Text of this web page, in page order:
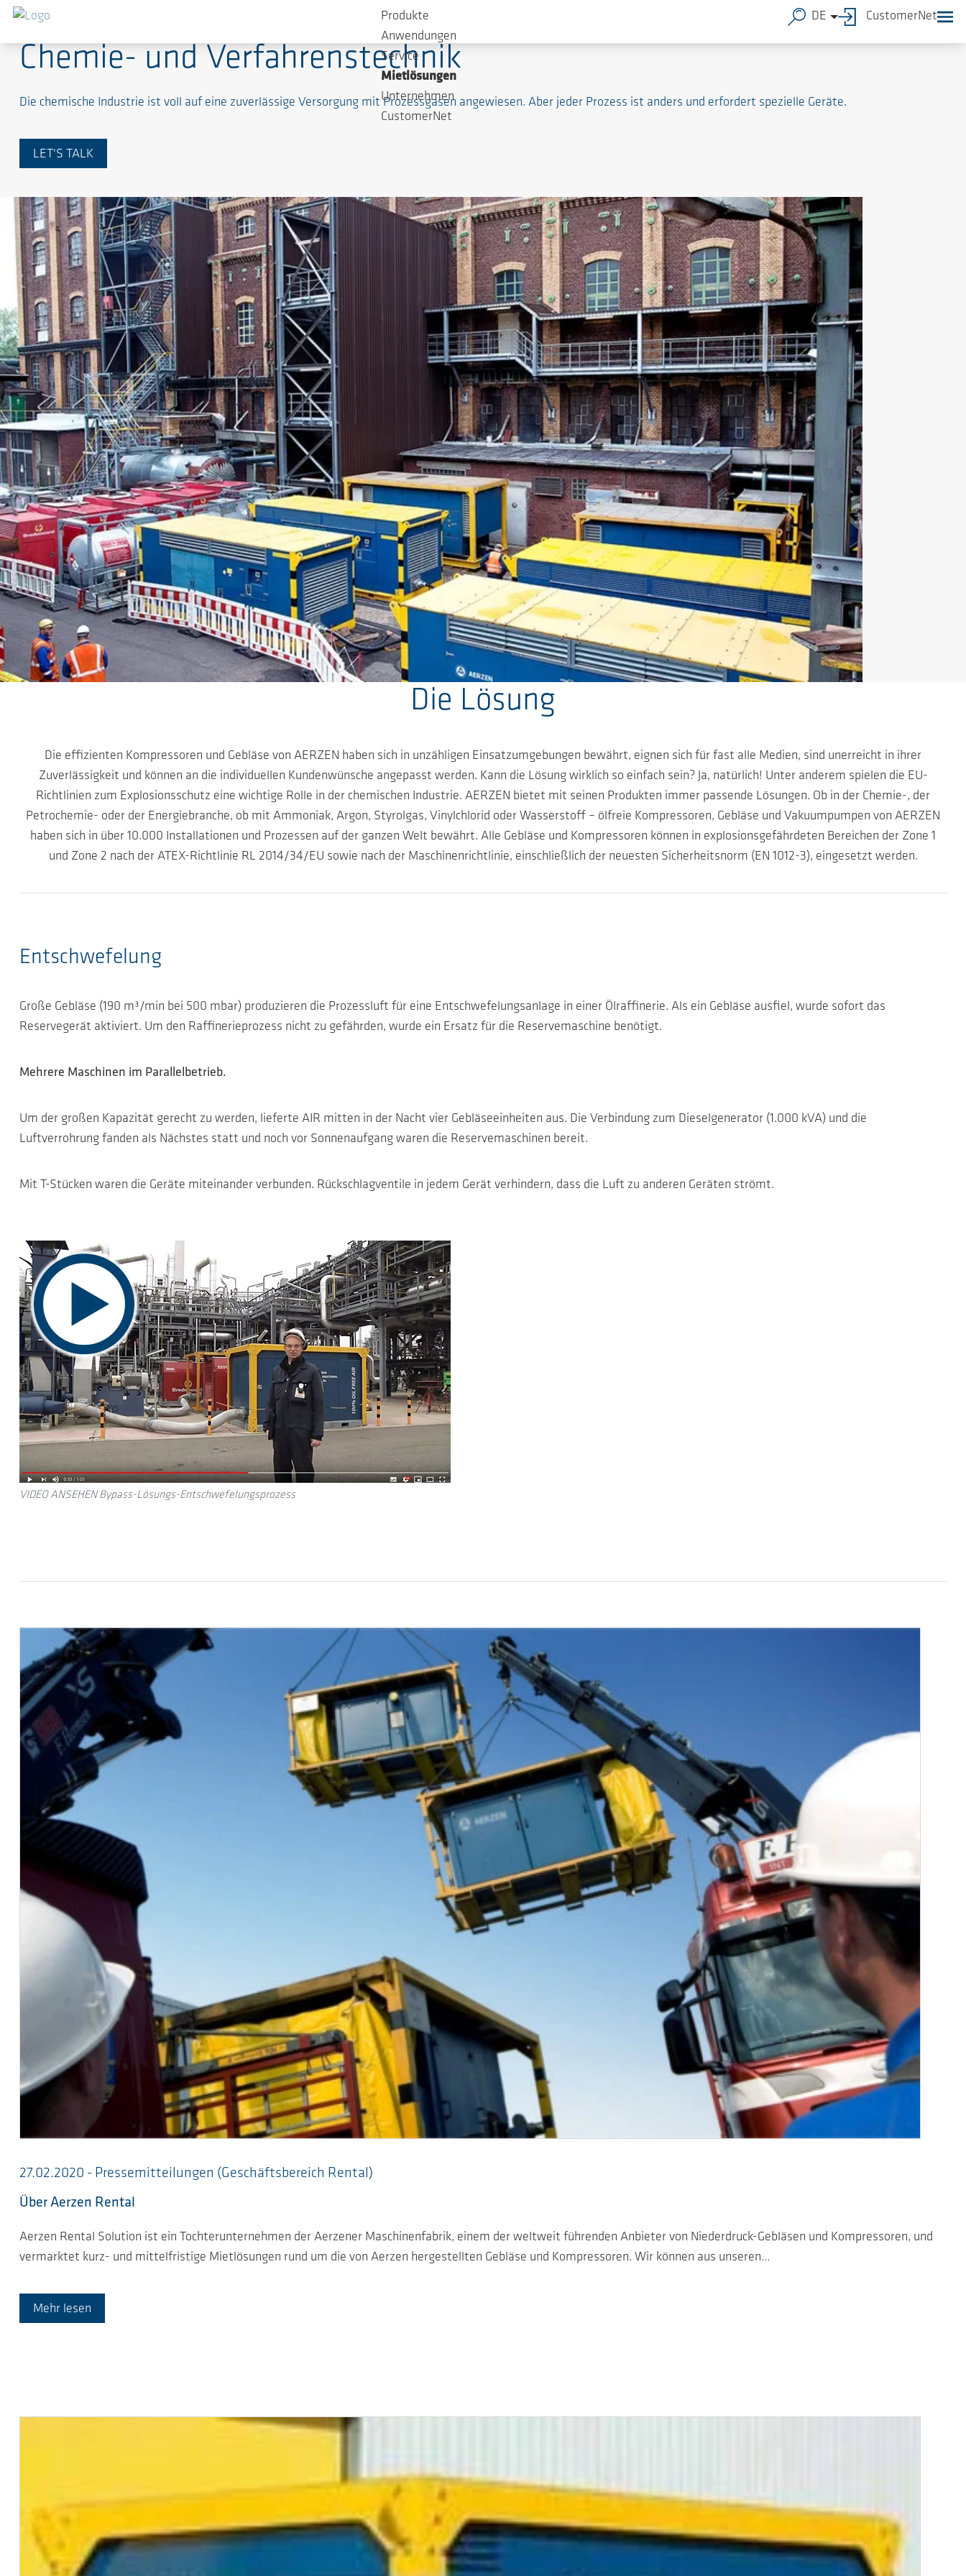
Chemie- und Verfahrenstechnik
Die chemische Industrie ist voll auf eine zuverlässige Versorgung mit Prozessgasen angewiesen. Aber jeder Prozess ist anders und erfordert spezielle Geräte.
LET'S TALK
Produkte
Anwendungen
Service
Mietlösungen
Unternehmen
CustomerNet
DE CustomerNet
Die Lösung
Die effizienten Kompressoren und Gebläse von AERZEN haben sich in unzähligen Einsatzumgebungen bewährt, eignen sich für fast alle Medien, sind unerreicht in ihrer
Zuverlässigkeit und können an die individuellen Kundenwünsche angepasst werden. Kann die Lösung wirklich so einfach sein? Ja, natürlich! Unter anderem spielen die EU-
Richtlinien zum Explosionsschutz eine wichtige Rolle in der chemischen Industrie. AERZEN bietet mit seinen Produkten immer passende Lösungen. Ob in der Chemie-, der
Petrochemie- oder der Energiebranche, ob mit Ammoniak, Argon, Styrolgas, Vinylchlorid oder Wasserstoff – ölfreie Kompressoren, Gebläse und Vakuumpumpen von AERZEN
haben sich in über 10.000 Installationen und Prozessen auf der ganzen Welt bewährt. Alle Gebläse und Kompressoren können in explosionsgefährdeten Bereichen der Zone 1
und Zone 2 nach der ATEX-Richtlinie RL 2014/34/EU sowie nach der Maschinenrichtlinie, einschließlich der neuesten Sicherheitsnorm (EN 1012-3), eingesetzt werden.
Entschwefelung
Große Gebläse (190 m³/min bei 500 mbar) produzieren die Prozessluft für eine Entschwefelungsanlage in einer Ölraffinerie. Als ein Gebläse ausfiel, wurde sofort das
Reservegerät aktiviert. Um den Raffinerieprozess nicht zu gefährden, wurde ein Ersatz für die Reservemaschine benötigt.
Mehrere Maschinen im Parallelbetrieb.
Um der großen Kapazität gerecht zu werden, lieferte AIR mitten in der Nacht vier Gebläseeinheiten aus. Die Verbindung zum Dieselgenerator (1.000 kVA) und die
Luftverrohrung fanden als Nächstes statt und noch vor Sonnenaufgang waren die Reservemaschinen bereit.
Mit T-Stücken waren die Geräte miteinander verbunden. Rückschlagventile in jedem Gerät verhindern, dass die Luft zu anderen Geräten strömt.
VIDEO ANSEHEN Bypass-Lösungs-Entschwefelungsprozess
27.02.2020 - Pressemitteilungen (Geschäftsbereich Rental)
Über Aerzen Rental
Aerzen Rental Solution ist ein Tochterunternehmen der Aerzener Maschinenfabrik, einem der weltweit führenden Anbieter von Niederdruck-Gebläsen und Kompressoren, und
vermarktet kurz- und mittelfristige Mietlösungen rund um die von Aerzen hergestellten Gebläse und Kompressoren. Wir können aus unseren…
Mehr lesen